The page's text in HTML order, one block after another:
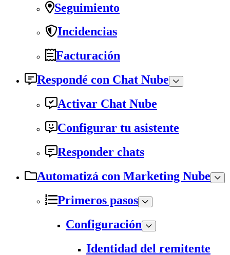
Seguimiento
Incidencias
Facturación
Respondé con Chat Nube
Activar Chat Nube
Configurar tu asistente
Responder chats
Automatizá con Marketing Nube
Primeros pasos
Configuración
Identidad del remitente